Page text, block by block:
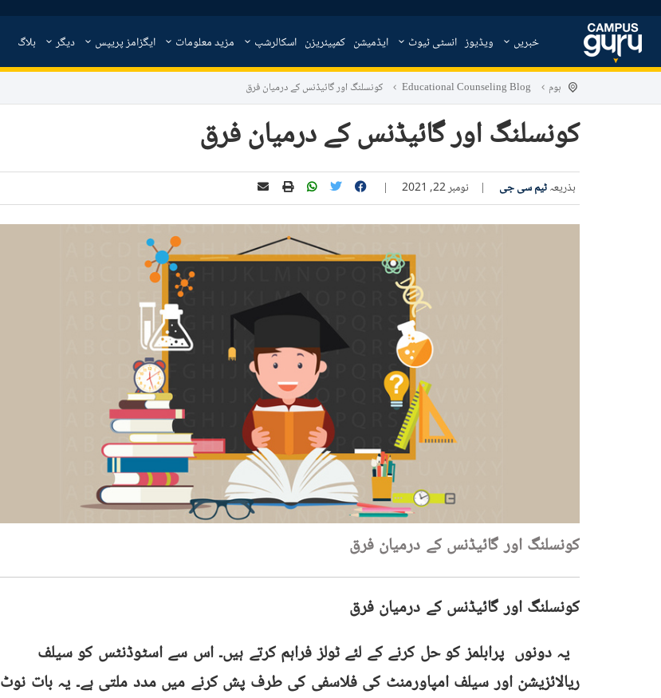
خبریں ویڈیوز انسٹی ٹیوٹ ایڈمیشن کمپیئریزن اسکالرشپ مزید معلومات ایگزامز پریپس دیگر بلاگ
ہوم Educational Counseling Blog کونسلنگ اور گائیڈنس کے درمیان فرق
کونسلنگ اور گائیڈنس کے درمیان فرق
بذریعہٹیم سی جی | نومبر 22, 2021 |
کونسلنگ اور گائیڈنس کے درمیان فرق
کونسلنگ اور گائیڈنس کے درمیان فرق
یہ دونوں پرابلمز کو حل کرنے کے لئے ٹولز فراہم کرتے ہیں۔ اس سے اسٹوڈنٹس کو سیلف
ریالائزیشن اور سیلف امپاورمنٹ کی فلاسفی کی طرف پش کرنے میں مدد ملتی ہے۔ یہ بات نوٹ